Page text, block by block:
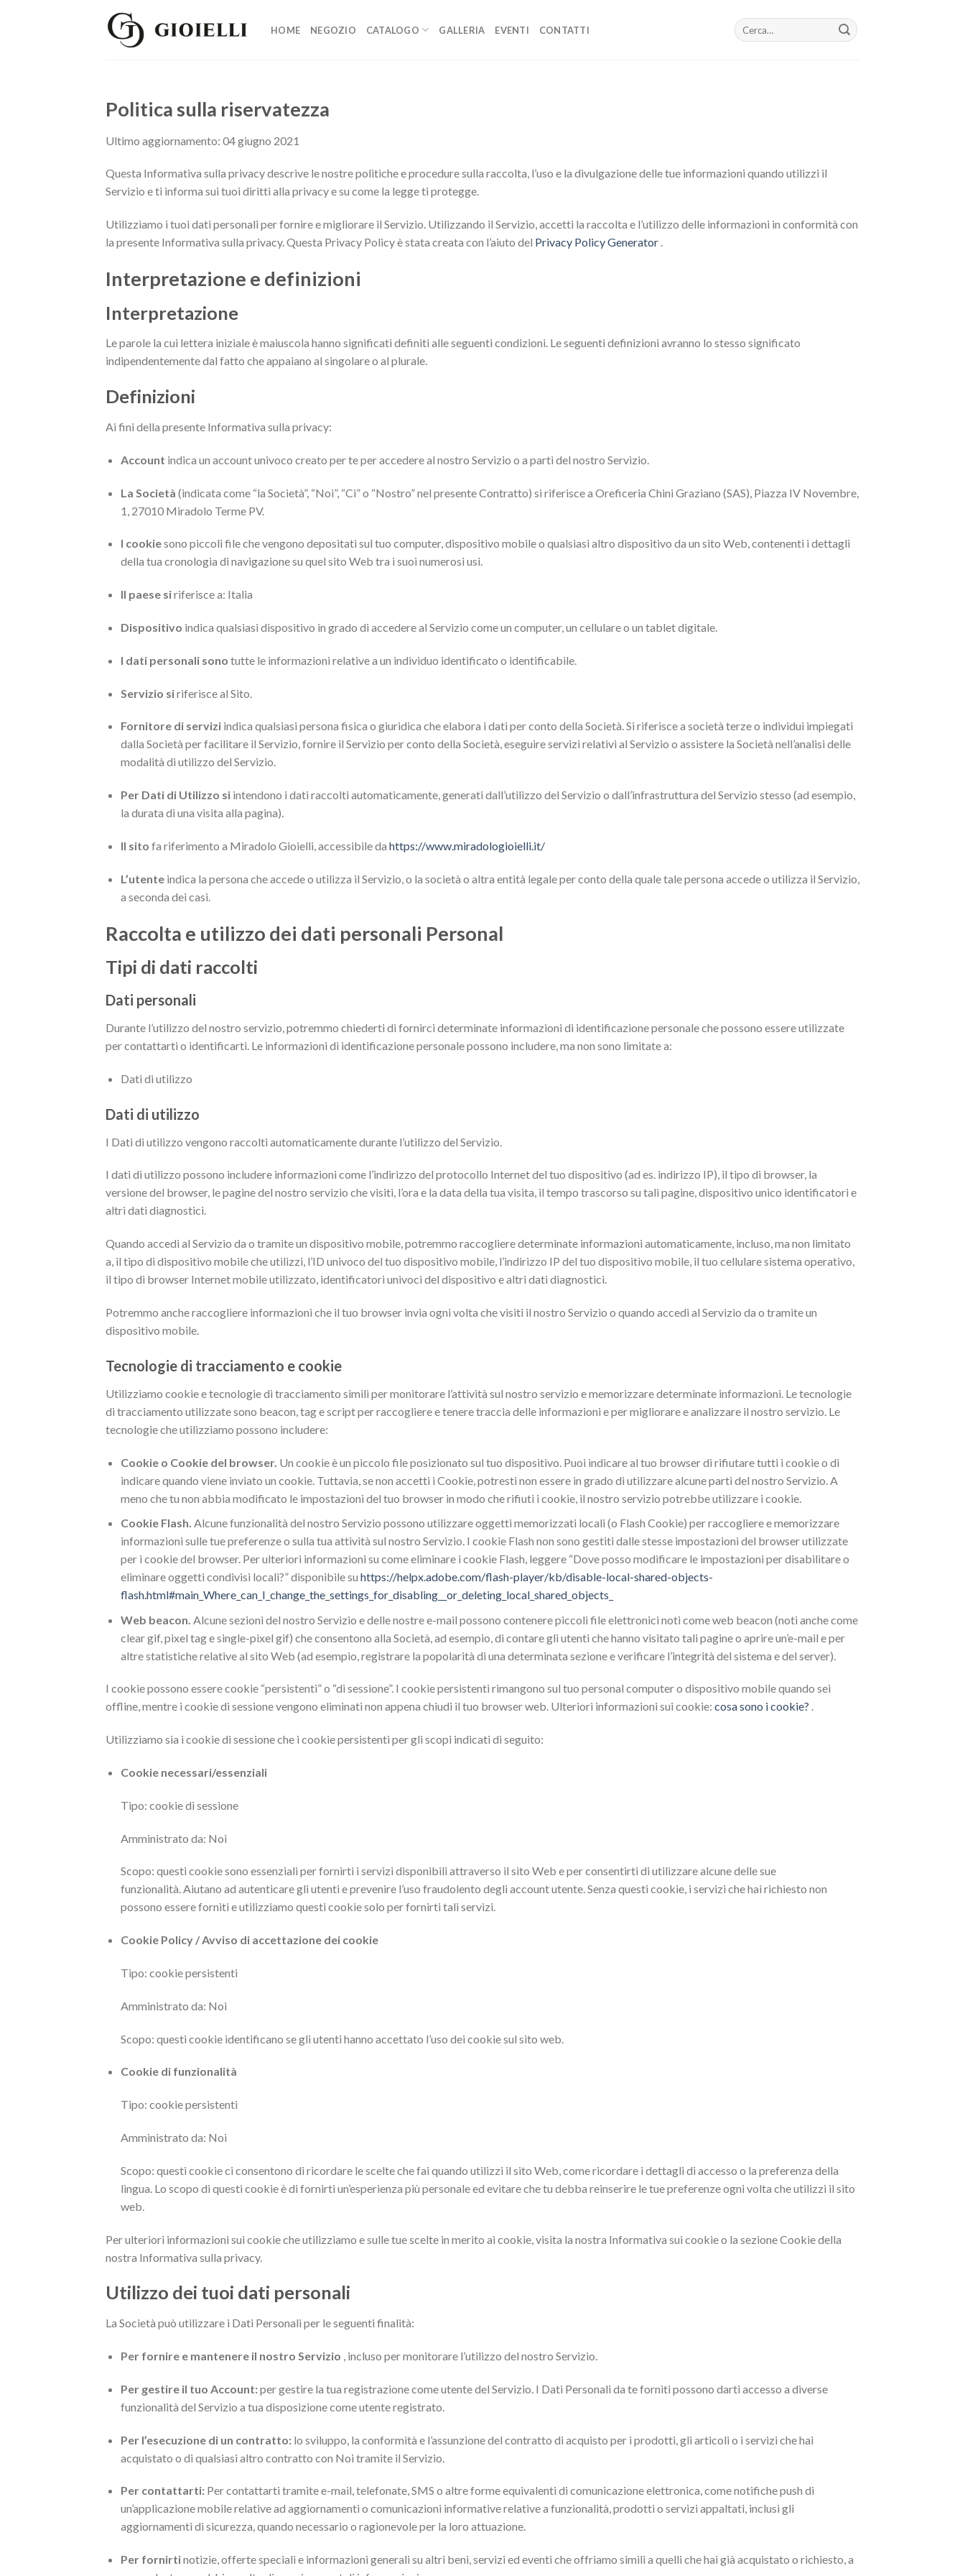
HOME NEGOZIO CATALOGO GALLERIA EVENTI CONTATTI
Cerca:
Politica sulla riservatezza
Ultimo aggiornamento: 04 giugno 2021
Questa Informativa sulla privacy descrive le nostre politiche e procedure sulla raccolta, l’uso e la divulgazione delle tue informazioni quando utilizzi il
Servizio e ti informa sui tuoi diritti alla privacy e su come la legge ti protegge.
Utilizziamo i tuoi dati personali per fornire e migliorare il Servizio. Utilizzando il Servizio, accetti la raccolta e l’utilizzo delle informazioni in conformità con
la presente Informativa sulla privacy. Questa Privacy Policy è stata creata con l’aiuto del Privacy Policy Generator .
Interpretazione e definizioni
Interpretazione
Le parole la cui lettera iniziale è maiuscola hanno significati definiti alle seguenti condizioni. Le seguenti definizioni avranno lo stesso significato
indipendentemente dal fatto che appaiano al singolare o al plurale.
Definizioni
Ai fini della presente Informativa sulla privacy:
Account indica un account univoco creato per te per accedere al nostro Servizio o a parti del nostro Servizio.
La Società (indicata come “la Società”, “Noi”, “Ci” o “Nostro” nel presente Contratto) si riferisce a Oreficeria Chini Graziano (SAS), Piazza IV Novembre,
1, 27010 Miradolo Terme PV.
I cookiesono piccoli file che vengono depositati sul tuo computer, dispositivo mobile o qualsiasi altro dispositivo da un sito Web, contenenti i dettagli
della tua cronologia di navigazione su quel sito Web tra i suoi numerosi usi.
Il paese siriferisce a: Italia
Dispositivo indica qualsiasi dispositivo in grado di accedere al Servizio come un computer, un cellulare o un tablet digitale.
I dati personali sono tutte le informazioni relative a un individuo identificato o identificabile.
Servizio siriferisce al Sito.
Fornitore di serviziindica qualsiasi persona fisica o giuridica che elabora i dati per conto della Società. Si riferisce a società terze o individui impiegati
dalla Società per facilitare il Servizio, fornire il Servizio per conto della Società, eseguire servizi relativi al Servizio o assistere la Società nell’analisi delle
modalità di utilizzo del Servizio.
Per Dati di Utilizzo siintendono i dati raccolti automaticamente, generati dall’utilizzo del Servizio o dall’infrastruttura del Servizio stesso (ad esempio,
la durata di una visita alla pagina).
Il sito fa riferimento a Miradolo Gioielli, accessibile da https://www.miradologioielli.it/
L’utenteindica la persona che accede o utilizza il Servizio, o la società o altra entità legale per conto della quale tale persona accede o utilizza il Servizio,
a seconda dei casi.
Raccolta e utilizzo dei dati personali Personal
Tipi di dati raccolti
Dati personali
Durante l’utilizzo del nostro servizio, potremmo chiederti di fornirci determinate informazioni di identificazione personale che possono essere utilizzate
per contattarti o identificarti. Le informazioni di identificazione personale possono includere, ma non sono limitate a:
Dati di utilizzo
Dati di utilizzo
I Dati di utilizzo vengono raccolti automaticamente durante l’utilizzo del Servizio.
I dati di utilizzo possono includere informazioni come l’indirizzo del protocollo Internet del tuo dispositivo (ad es. indirizzo IP), il tipo di browser, la
versione del browser, le pagine del nostro servizio che visiti, l’ora e la data della tua visita, il tempo trascorso su tali pagine, dispositivo unico identificatori e
altri dati diagnostici.
Quando accedi al Servizio da o tramite un dispositivo mobile, potremmo raccogliere determinate informazioni automaticamente, incluso, ma non limitato
a, il tipo di dispositivo mobile che utilizzi, l’ID univoco del tuo dispositivo mobile, l’indirizzo IP del tuo dispositivo mobile, il tuo cellulare sistema operativo,
il tipo di browser Internet mobile utilizzato, identificatori univoci del dispositivo e altri dati diagnostici.
Potremmo anche raccogliere informazioni che il tuo browser invia ogni volta che visiti il ​​nostro Servizio o quando accedi al Servizio da o tramite un
dispositivo mobile.
Tecnologie di tracciamento e cookie
Utilizziamo cookie e tecnologie di tracciamento simili per monitorare l’attività sul nostro servizio e memorizzare determinate informazioni. Le tecnologie
di tracciamento utilizzate sono beacon, tag e script per raccogliere e tenere traccia delle informazioni e per migliorare e analizzare il nostro servizio. Le
tecnologie che utilizziamo possono includere:
Cookie o Cookie del browser. Un cookie è un piccolo file posizionato sul tuo dispositivo. Puoi indicare al tuo browser di rifiutare tutti i cookie o di
indicare quando viene inviato un cookie. Tuttavia, se non accetti i Cookie, potresti non essere in grado di utilizzare alcune parti del nostro Servizio. A
meno che tu non abbia modificato le impostazioni del tuo browser in modo che rifiuti i cookie, il nostro servizio potrebbe utilizzare i cookie.
Cookie Flash. Alcune funzionalità del nostro Servizio possono utilizzare oggetti memorizzati locali (o Flash Cookie) per raccogliere e memorizzare
informazioni sulle tue preferenze o sulla tua attività sul nostro Servizio. I cookie Flash non sono gestiti dalle stesse impostazioni del browser utilizzate
per i cookie del browser. Per ulteriori informazioni su come eliminare i cookie Flash, leggere “Dove posso modificare le impostazioni per disabilitare o
eliminare oggetti condivisi locali?” disponibile su https://helpx.adobe.com/flash-player/kb/disable-local-shared-objects-
flash.html#main_Where_can_I_change_the_settings_for_disabling__or_deleting_local_shared_objects_
Web beacon. Alcune sezioni del nostro Servizio e delle nostre e-mail possono contenere piccoli file elettronici noti come web beacon (noti anche come
clear gif, pixel tag e single-pixel gif) che consentono alla Società, ad esempio, di contare gli utenti che hanno visitato tali pagine o aprire un’e-mail e per
altre statistiche relative al sito Web (ad esempio, registrare la popolarità di una determinata sezione e verificare l’integrità del sistema e del server).
I cookie possono essere cookie “persistenti” o “di sessione”. I cookie persistenti rimangono sul tuo personal computer o dispositivo mobile quando sei
offline, mentre i cookie di sessione vengono eliminati non appena chiudi il tuo browser web. Ulteriori informazioni sui cookie: cosa sono i cookie? .
Utilizziamo sia i cookie di sessione che i cookie persistenti per gli scopi indicati di seguito:
Cookie necessari/essenziali
Tipo: cookie di sessione
Amministrato da: Noi
Scopo: questi cookie sono essenziali per fornirti i servizi disponibili attraverso il sito Web e per consentirti di utilizzare alcune delle sue
funzionalità. Aiutano ad autenticare gli utenti e prevenire l’uso fraudolento degli account utente. Senza questi cookie, i servizi che hai richiesto non
possono essere forniti e utilizziamo questi cookie solo per fornirti tali servizi.
Cookie Policy / Avviso di accettazione dei cookie
Tipo: cookie persistenti
Amministrato da: Noi
Scopo: questi cookie identificano se gli utenti hanno accettato l’uso dei cookie sul sito web.
Cookie di funzionalità
Tipo: cookie persistenti
Amministrato da: Noi
Scopo: questi cookie ci consentono di ricordare le scelte che fai quando utilizzi il sito Web, come ricordare i dettagli di accesso o la preferenza della
lingua. Lo scopo di questi cookie è di fornirti un’esperienza più personale ed evitare che tu debba reinserire le tue preferenze ogni volta che utilizzi il sito
web.
Per ulteriori informazioni sui cookie che utilizziamo e sulle tue scelte in merito ai cookie, visita la nostra Informativa sui cookie o la sezione Cookie della
nostra Informativa sulla privacy.
Utilizzo dei tuoi dati personali
La Società può utilizzare i Dati Personali per le seguenti finalità:
Per fornire e mantenere il nostro Servizio , incluso per monitorare l’utilizzo del nostro Servizio.
Per gestire il tuo Account:per gestire la tua registrazione come utente del Servizio. I Dati Personali da te forniti possono darti accesso a diverse
funzionalità del Servizio a tua disposizione come utente registrato.
Per l’esecuzione di un contratto:lo sviluppo, la conformità e l’assunzione del contratto di acquisto per i prodotti, gli articoli o i servizi che hai
acquistato o di qualsiasi altro contratto con Noi tramite il Servizio.
Per contattarti:Per contattarti tramite e-mail, telefonate, SMS o altre forme equivalenti di comunicazione elettronica, come notifiche push di
un’applicazione mobile relative ad aggiornamenti o comunicazioni informative relative a funzionalità, prodotti o servizi appaltati, inclusi gli
aggiornamenti di sicurezza, quando necessario o ragionevole per la loro attuazione.
Per fornirtinotizie, offerte speciali e informazioni generali su altri beni, servizi ed eventi che offriamo simili a quelli che hai già acquistato o richiesto, a